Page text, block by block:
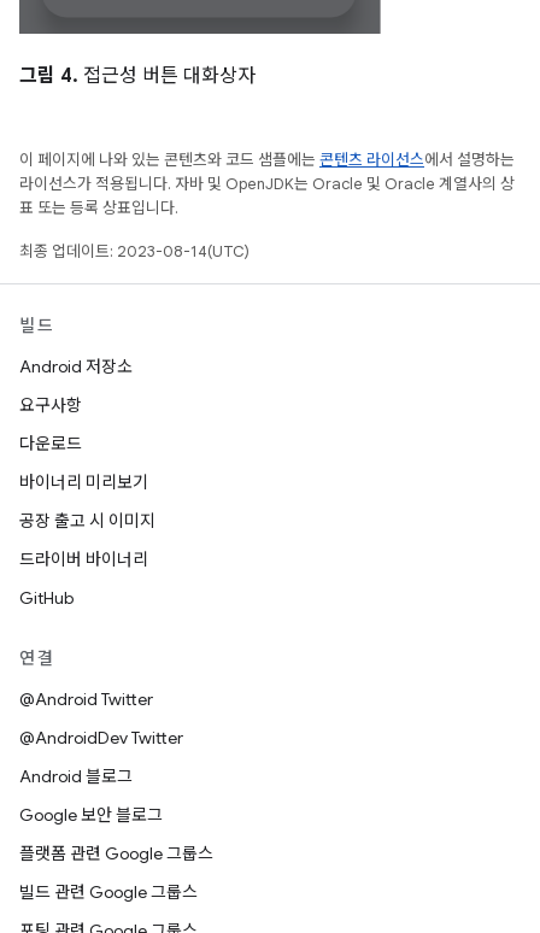
그림 4. 접근성 버튼 대화상자
이 페이지에 나와 있는 콘텐츠와 코드 샘플에는 콘텐츠 라이선스에서 설명하는
라이선스가 적용됩니다. 자바 및 OpenJDK는 Oracle 및 Oracle 계열사의 상
표 또는 등록 상표입니다.
최종 업데이트: 2023-08-14(UTC)
빌드
Android 저장소
요구사항
다운로드
바이너리 미리보기
공장 출고 시 이미지
드라이버 바이너리
GitHub
연결
@Android Twitter
@AndroidDev Twitter
Android 블로그
Google 보안 블로그
플랫폼 관련 Google 그룹스
빌드 관련 Google 그룹스